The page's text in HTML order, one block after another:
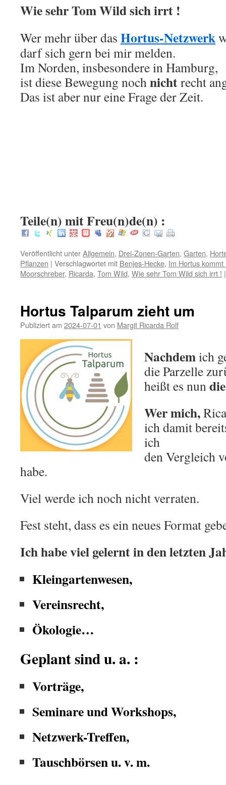
Wie sehr Tom Wild sich irrt !
Wer mehr über das Hortus-Netzwerk
darf sich gern bei mir melden.
Im Norden, insbesondere in Hamburg,
ist diese Bewegung nochnichtrecht
Das ist aber nur eine Frage der Zeit.
Teile(n) mit Freu(n)de(n) :
Veröffentlicht unterAllgemein, Drei-Zonen-Garten, Garten,
Pflanzen | Verschlagwortet mit Benjes-Hecke, Im Hortus kommt
Moorschreber, Ricarda, Tom Wild, Wie sehr Tom Wild sich irrt ! |
Hortus Talparum zieht um
Publiziert am 2024-07-01 von Margit Ricarda Rolf
Nachdemich
die Parzelle
heißt es nun
Wer mich,
ich damit
ich
den Vergleich
habe.
Viel werde ich noch nicht verraten.
Fest steht, dass es ein neues Format
Ich habe viel gelernt in den letzten
Kleingartenwesen,
Vereinsrecht,
Ökologie…
Geplant sind u. a. :
Vorträge,
Seminare und Workshops,
Netzwerk-Treffen,
Tauschbörsen u. v. m.